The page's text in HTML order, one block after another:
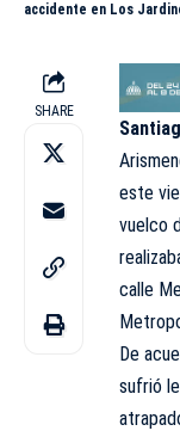
accidente en Los
SHARE
este
vuelco
calle
De
sufrió